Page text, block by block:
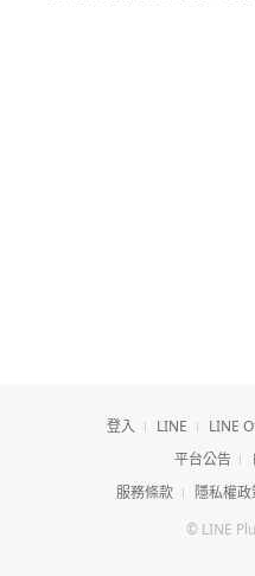
登入 LINE LINE
平台公告
服務條款
隱私權
© LINE